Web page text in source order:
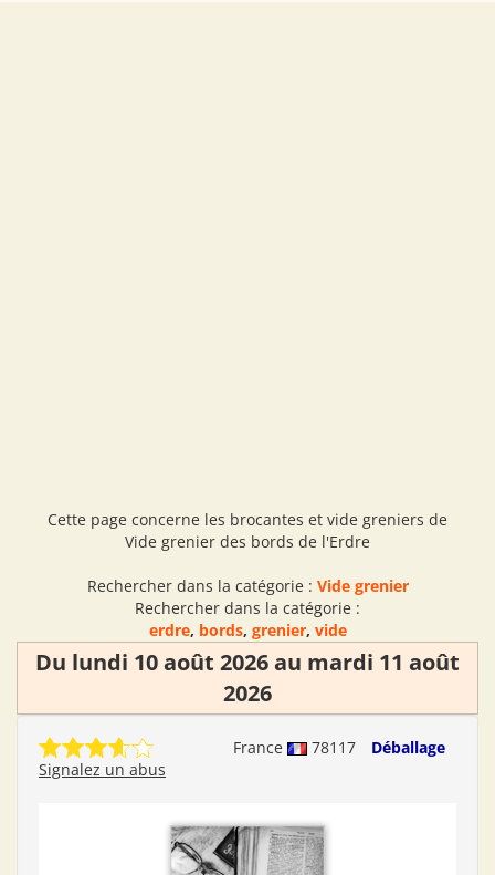
Cette page concerne les brocantes et vide greniers de
Vide grenier des bords de l'Erdre
Rechercher dans la catégorie : Vide grenier
Rechercher dans la catégorie :
erdre, bords, grenier, vide
Du lundi 10 août 2026 au mardi 11 août
2026
France 78117
Déballage
Signalez un abus